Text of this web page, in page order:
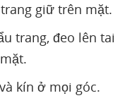
giữ trên mặt.
trang, đeo lên tai
kín ở mọi góc.